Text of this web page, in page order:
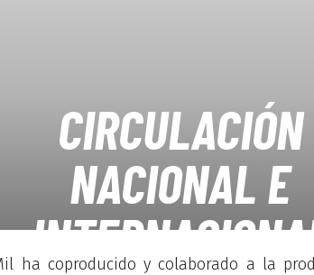
CIRCULACIÓN
NACIONAL E
ha coproducido y colaborado a la